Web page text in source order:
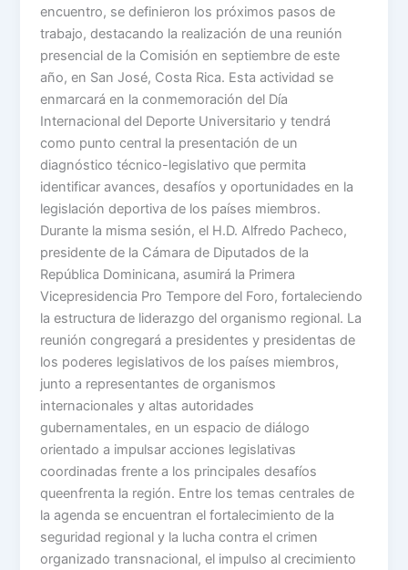
encuentro, se definieron los próximos pasos de
trabajo, destacando la realización de una reunión
presencial de la Comisión en septiembre de este
año, en San José, Costa Rica. Esta actividad se
enmarcará en la conmemoración del Día
Internacional del Deporte Universitario y tendrá
como punto central la presentación de un
diagnóstico técnico-legislativo que permita
identificar avances, desafíos y oportunidades en la
legislación deportiva de los países miembros.
Durante la misma sesión, el H.D. Alfredo Pacheco,
presidente de la Cámara de Diputados de la
República Dominicana, asumirá la Primera
Vicepresidencia Pro Tempore del Foro, fortaleciendo
la estructura de liderazgo del organismo regional. La
reunión congregará a presidentes y presidentas de
los poderes legislativos de los países miembros,
junto a representantes de organismos
internacionales y altas autoridades
gubernamentales, en un espacio de diálogo
orientado a impulsar acciones legislativas
coordinadas frente a los principales desafíos
queenfrenta la región. Entre los temas centrales de
la agenda se encuentran el fortalecimiento de la
seguridad regional y la lucha contra el crimen
organizado transnacional, el impulso al crecimiento